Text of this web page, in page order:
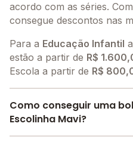
acordo com as séries.
consegue descontos nas
Para a Educação Infantil
estão a partir de R$
Escola a partir de R$
Como conseguir uma
Escolinha Mavi?